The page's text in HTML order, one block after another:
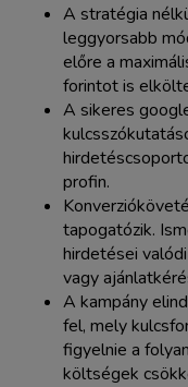
A stratégia
leggyorsabb
előre a
forintot is
A sikeres
profin.
tapogatózik.
hirdetései
vagy
A kampány
fel, mely
figyelnie a
költségek